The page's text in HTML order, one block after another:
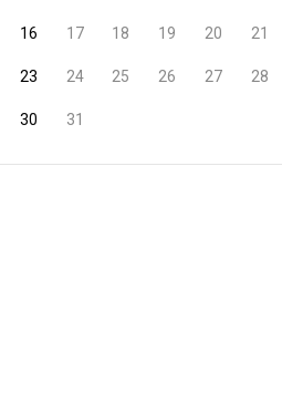
16 17 18 19 20 21
23 24 25 26 27 28
30 31